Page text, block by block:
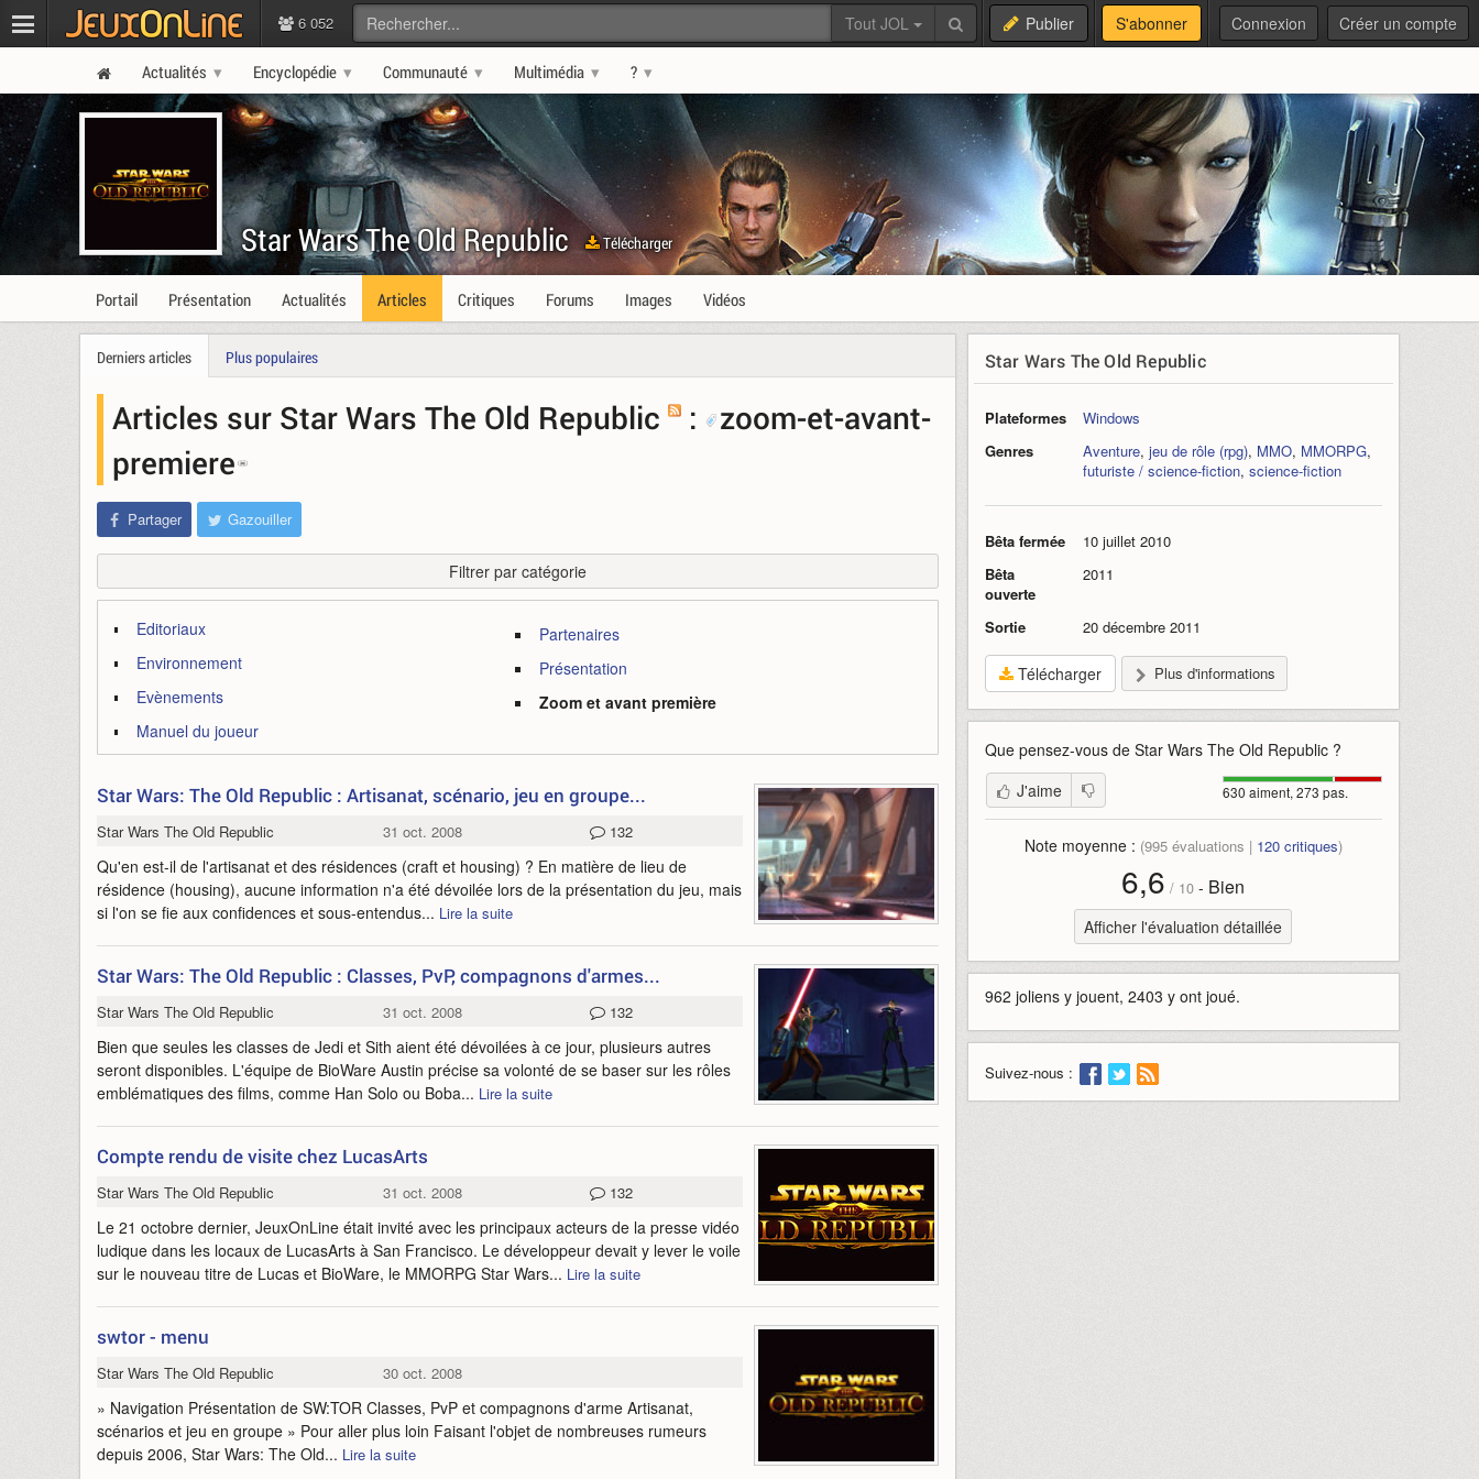
6 052 Tout JOL Publier S'abonner Connexion Créer un compte
Actualités Encyclopédie Communauté Multimédia ?
Star Wars The Old Republic Télécharger
Portail Présentation Actualités Articles Critiques Forums Images Vidéos
Derniers articles Plus populaires
Articles sur Star Wars The Old Republic :
zoom-et-avant-
premiere
Partager Gazouiller
Filtrer par catégorie
Editoriaux
Environnement
Evènements
Manuel du joueur
Partenaires
Présentation
Zoom et avant première
Star Wars: The Old Republic : Artisanat, scénario, jeu en groupe...
Star Wars The Old Republic 31 oct. 2008 132
Qu'en est-il de l'artisanat et des résidences (craft et housing) ? En matière de lieu de
résidence (housing), aucune information n'a été dévoilée lors de la présentation du jeu, mais
si l'on se fie aux confidences et sous-entendus... Lire la suite
Star Wars: The Old Republic : Classes, PvP, compagnons d'armes...
Star Wars The Old Republic 31 oct. 2008 132
Bien que seules les classes de Jedi et Sith aient été dévoilées à ce jour, plusieurs autres
seront disponibles. L'équipe de BioWare Austin précise sa volonté de se baser sur les rôles
emblématiques des films, comme Han Solo ou Boba... Lire la suite
Compte rendu de visite chez LucasArts
Star Wars The Old Republic 31 oct. 2008 132
Le 21 octobre dernier, JeuxOnLine était invité avec les principaux acteurs de la presse vidéo
ludique dans les locaux de LucasArts à San Francisco. Le développeur devait y lever le voile
sur le nouveau titre de Lucas et BioWare, le MMORPG Star Wars... Lire la suite
swtor - menu
Star Wars The Old Republic 30 oct. 2008
» Navigation Présentation de SW:TOR Classes, PvP et compagnons d'arme Artisanat,
scénarios et jeu en groupe » Pour aller plus loin Faisant l'objet de nombreuses rumeurs
depuis 2006, Star Wars: The Old... Lire la suite
Star Wars The Old Republic
Plateformes
Windows
Genres
Aventure, jeu de rôle (rpg), MMO, MMORPG,
futuriste / science-fiction, science-fiction
Bêta fermée
10 juillet 2010
Bêta
ouverte
2011
Sortie 20 décembre 2011
Télécharger Plus d'informations
Que pensez-vous de Star Wars The Old Republic?
630 aiment, 273 pas.
J'aime
Note moyenne : (995évaluations | 120critiques)
6,6 / 10 - Bien
Afficher l'évaluation détaillée
962 joliens y jouent, 2403 y ont joué.
Suivez-nous :